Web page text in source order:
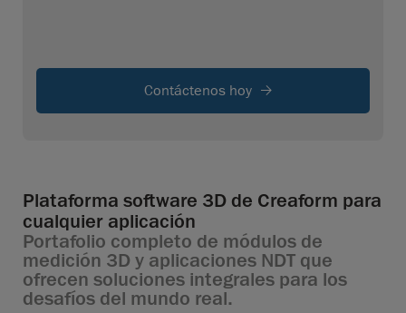
Contáctenos hoy
Plataforma software 3D de Creaform para
cualquier aplicación
Portafolio completo de módulos de
medición 3D y aplicaciones NDT que
ofrecen soluciones integrales para los
desafíos del mundo real.